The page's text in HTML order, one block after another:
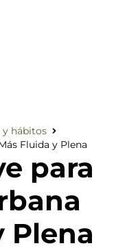
y hábitos
Fluida y Plena
para
Plena